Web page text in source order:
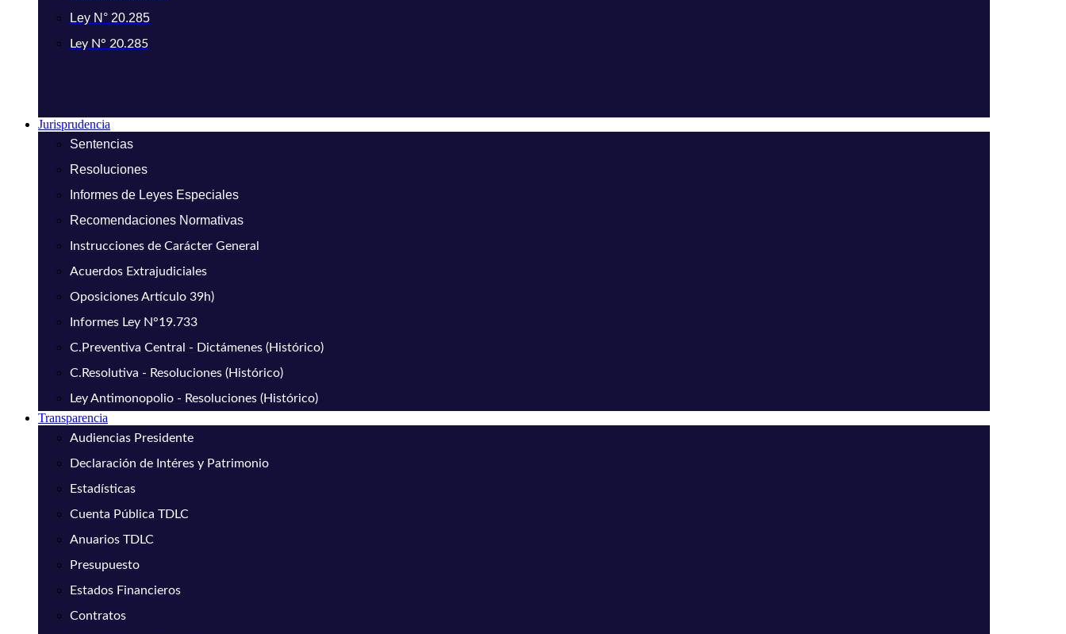
Ley N° 20.285
Ley N° 20.285
Jurisprudencia
Sentencias
Resoluciones
Informes de Leyes Especiales
Recomendaciones Normativas
Instrucciones de Carácter General
Acuerdos Extrajudiciales
Oposiciones Artículo 39h)
Informes Ley N°19.733
C.Preventiva Central - Dictámenes (Histórico)
C.Resolutiva - Resoluciones (Histórico)
Ley Antimonopolio - Resoluciones (Histórico)
Transparencia
Audiencias Presidente
Declaración de Intéres y Patrimonio
Estadísticas
Cuenta Pública TDLC
Anuarios TDLC
Presupuesto
Estados Financieros
Contratos